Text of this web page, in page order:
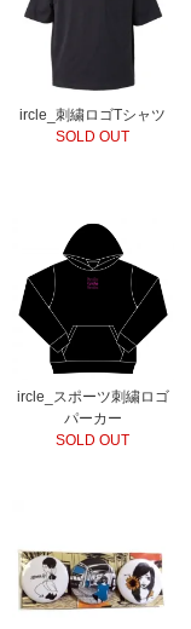
ircle_刺繍ロゴTシャツ
SOLD OUT
ircle_スポーツ刺繍ロゴ
パーカー
SOLD OUT